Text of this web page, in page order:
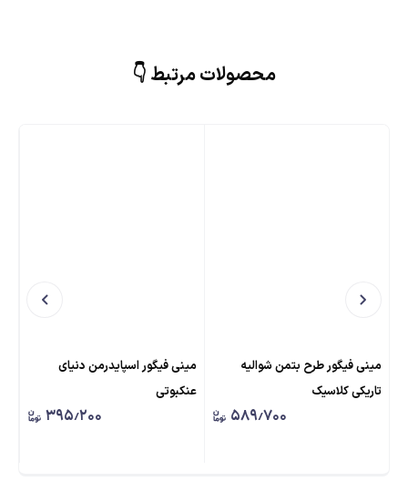
محصولات مرتبط 👇
مینی فیگور طرح بتمن شوالیه
تاریکی کلاسیک
۵۸۹٫۷۰۰
مینی فیگور اسپایدرمن دنیای
عنکبوتی
۳۹۵٫۲۰۰